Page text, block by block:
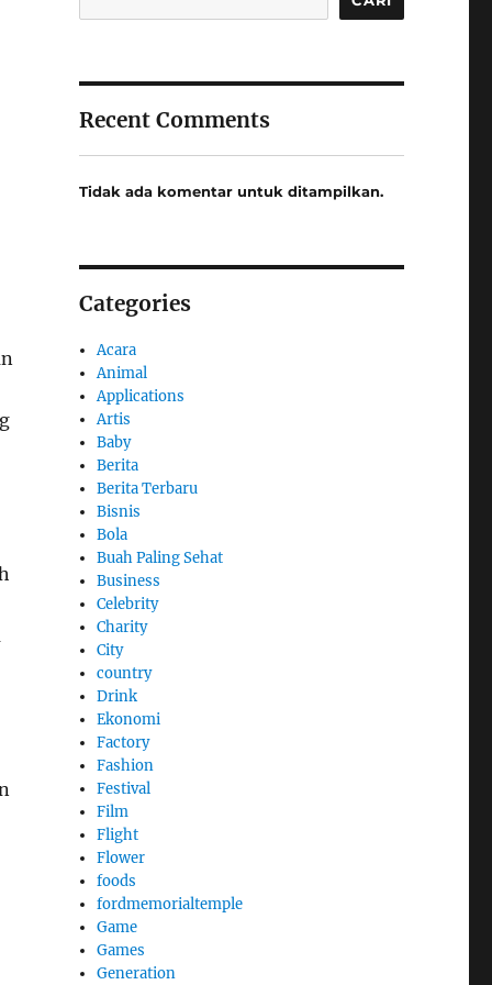
Recent Comments
Tidak ada komentar untuk ditampilkan.
Categories
Acara
Animal
Applications
Artis
Baby
Berita
Berita Terbaru
Bisnis
Bola
Buah Paling Sehat
Business
Celebrity
Charity
City
country
Drink
Ekonomi
Factory
Fashion
Festival
Film
Flight
Flower
foods
fordmemorialtemple
Game
Games
Generation